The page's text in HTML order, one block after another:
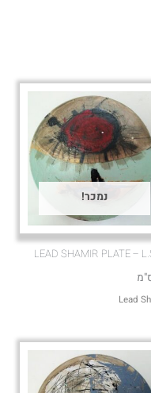
נמכר!
LEAD SHAMIR PLATE –
Lead